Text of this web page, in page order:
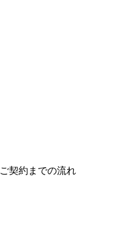
ご契約までの流れ